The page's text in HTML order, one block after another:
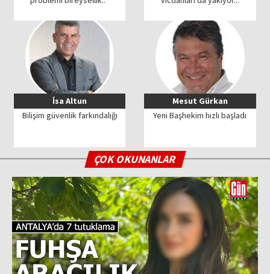
İsa Altun
Bilişim güvenlik farkındalığı
Mesut Gürkan
Yeni Başhekim hızlı başladı
ÇOK OKUNANLAR